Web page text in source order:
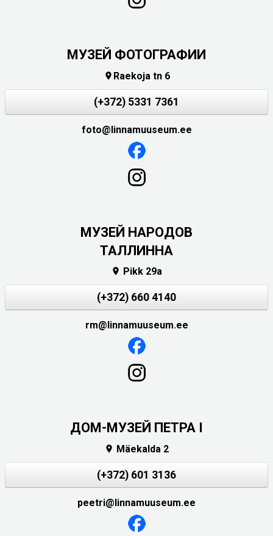
МУЗЕЙ ФОТОГРАФИИ
 Raekoja tn 6
(+372) 5331 7361
foto@linnamuuseum.ee
MУЗЕЙ НАРОДОВ
ТАЛЛИННА
 Pikk 29a
(+372) 660 4140
rm@linnamuuseum.ee
ДОМ-МУЗЕЙ ПЕТРА I
 Mäekalda 2
(+372) 601 3136
peetri@linnamuuseum.ee